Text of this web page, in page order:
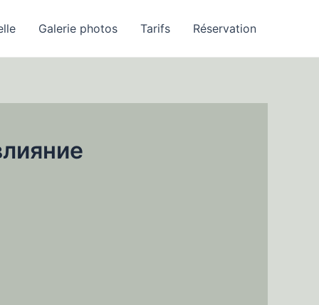
Galerie photos Tarifs Réservation